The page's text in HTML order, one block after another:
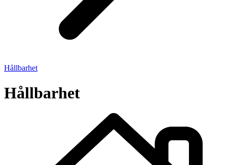
Hållbarhet
Hållbarhet